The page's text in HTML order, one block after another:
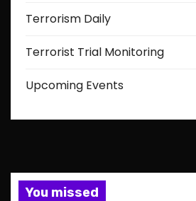
Terrorism Daily
Terrorist Trial Monitoring
Upcoming Events
You missed